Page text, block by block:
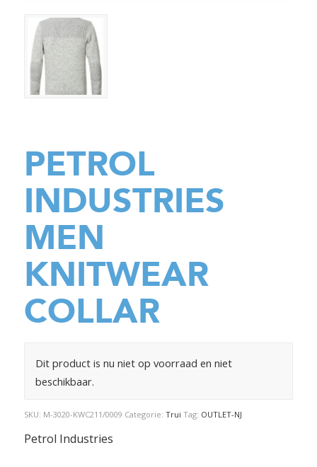
PETROL
INDUSTRIES
MEN
KNITWEAR
COLLAR
Dit product is nu niet op voorraad en niet
beschikbaar.
SKU: M-3020-KWC211/0009 Categorie: Trui Tag: OUTLET-NJ
Petrol Industries